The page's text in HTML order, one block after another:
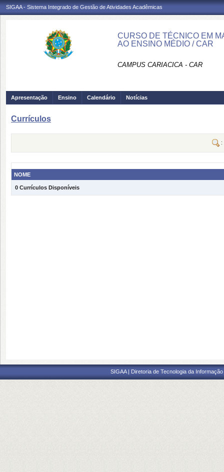
SIGAA - Sistema Integrado de Gestão de Atividades Acadêmicas
CURSO DE TÉCNICO EM
AO ENSINO MÉDIO / CAR
CAMPUS CARIACICA - CAR
Apresentação Ensino Calendário Notícias
Currículos
:
NOME
0 Currículos Disponíveis
SIGAA | Diretoria de Tecnologia da